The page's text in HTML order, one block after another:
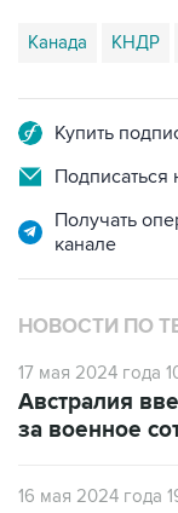
Канада КНДР
Купить
Подписаться
Получать
канале
НОВОСТИ ПО
17 мая 2024 года
Австралия
за военное
16 мая 2024 года